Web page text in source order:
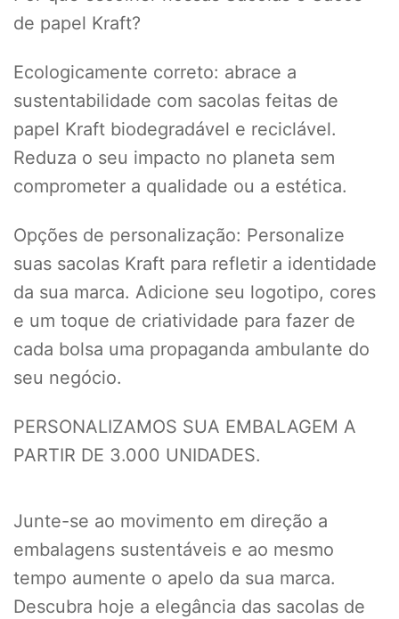
de papel Kraft?
Ecologicamente correto: abrace a
sustentabilidade com sacolas feitas de
papel Kraft biodegradável e reciclável.
Reduza o seu impacto no planeta sem
comprometer a qualidade ou a estética.
Opções de personalização: Personalize
suas sacolas Kraft para refletir a identidade
da sua marca. Adicione seu logotipo, cores
e um toque de criatividade para fazer de
cada bolsa uma propaganda ambulante do
seu negócio.
PERSONALIZAMOS SUA EMBALAGEM A
PARTIR DE 3.000 UNIDADES.
Junte-se ao movimento em direção a
embalagens sustentáveis e ao mesmo
tempo aumente o apelo da sua marca.
Descubra hoje a elegância das sacolas de